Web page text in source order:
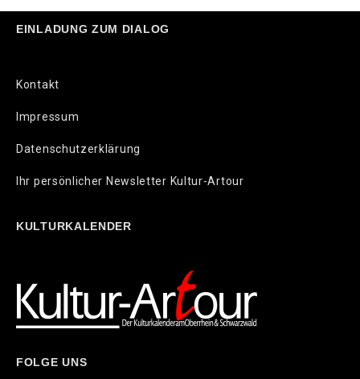
EINLADUNG ZUM DIALOG
Kontakt
Impressum
Datenschutzerklärung
Ihr persönlicher Newsletter Kultur-Artour
KULTURKALENDER
FOLGE UNS